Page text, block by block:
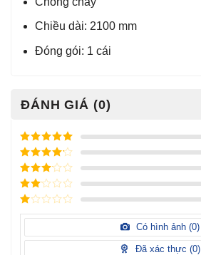
Chiều dài: 2100 mm
Đóng gói: 1 cái
ĐÁNH GIÁ (0)
Được xếp
hạng
5
sao
Được xếp
hạng
sao
Được
xếp
hạng3
5 sao
Được
hạng
sao
Được
1
Có hình ảnh (0)
Đã xác thực (0)